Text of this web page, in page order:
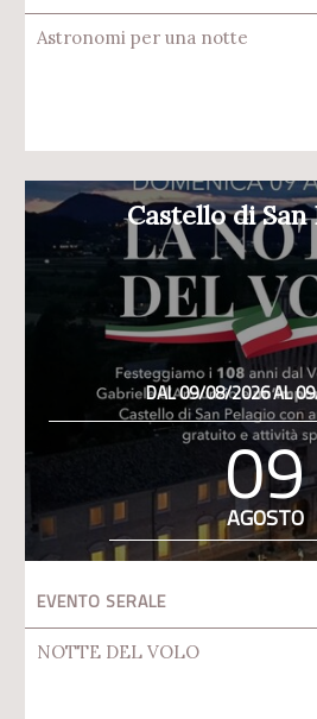
Astronomi per una notte
Castello di San
DAL 09/08/2026 AL
09
AGOSTO
EVENTO SERALE
NOTTE DEL VOLO